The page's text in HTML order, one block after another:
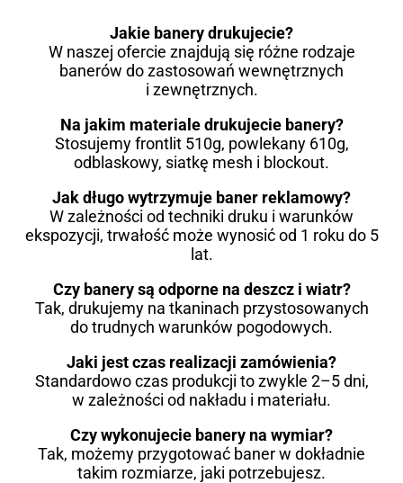
Jakie banery drukujecie?
W naszej ofercie znajdują się różne rodzaje
banerów do zastosowań wewnętrznych
i zewnętrznych.
Na jakim materiale drukujecie banery?
Stosujemy frontlit 510g, powlekany 610g,
odblaskowy, siatkę mesh i blockout.
Jak długo wytrzymuje baner reklamowy?
W zależności od techniki druku i warunków
ekspozycji, trwałość może wynosić od 1 roku do 5
lat.
Czy banery są odporne na deszcz i wiatr?
Tak, drukujemy na tkaninach przystosowanych
do trudnych warunków pogodowych.
Jaki jest czas realizacji zamówienia?
Standardowo czas produkcji to zwykle 2–5 dni,
w zależności od nakładu i materiału.
Czy wykonujecie banery na wymiar?
Tak, możemy przygotować baner w dokładnie
takim rozmiarze, jaki potrzebujesz.